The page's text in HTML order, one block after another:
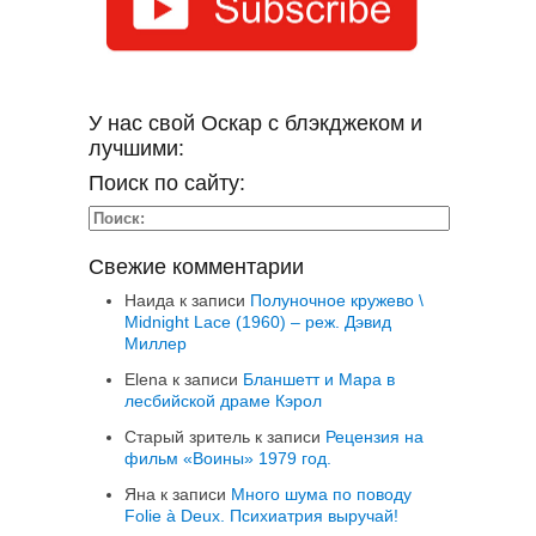
У нас свой Оскар с блэкджеком и
лучшими:
Поиск по сайту:
Свежие комментарии
Наида к записи Полуночное кружево \
Midnight Lace (1960) – реж. Дэвид
Миллер
Elena к записи Бланшетт и Мара в
лесбийской драме Кэрол
Старый зритель к записи Рецензия на
фильм «Воины» 1979 год.
Яна к записи Много шума по поводу
Folie à Deux. Психиатрия выручай!